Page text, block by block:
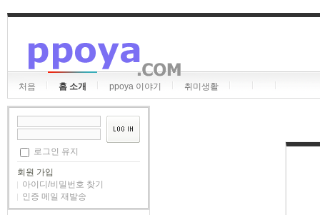
처음 홈 소개 ppoya 이야기 취미생활
로그인 유지
회원 가입
아이디/비밀번호 찾기
인증 메일 재발송